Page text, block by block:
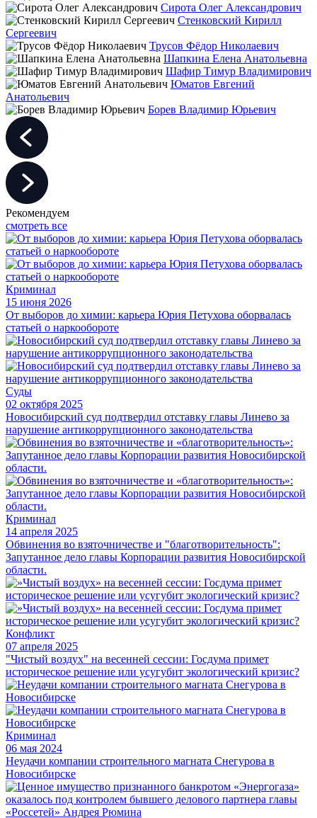
Сирота Олег Александрович
Стенковский Кирилл
Сергеевич
Трусов Фёдор Николаевич
Шапкина Елена Анатольевна
Шафир Тимур Владимирович
Юматов Евгений
Анатольевич
Борев Владимир Юрьевич
Рекомендуем
смотреть все
Криминал
15 июня 2026
От выборов до химии: карьера Юрия Петухова оборвалась
статьей о наркообороте
Суды
02 октября 2025
Новосибирский суд подтвердил отставку главы Линево за
нарушение антикоррупционного законодательства
Криминал
14 апреля 2025
Обвинения во взяточничестве и "благотворительность":
Запутанное дело главы Корпорации развития Новосибирской
области.
Конфликт
07 апреля 2025
"Чистый воздух" на весенней сессии: Госдума примет
историческое решение или усугубит экологический кризис?
Криминал
06 мая 2024
Неудачи компании строительного магната Снегурова в
Новосибирске